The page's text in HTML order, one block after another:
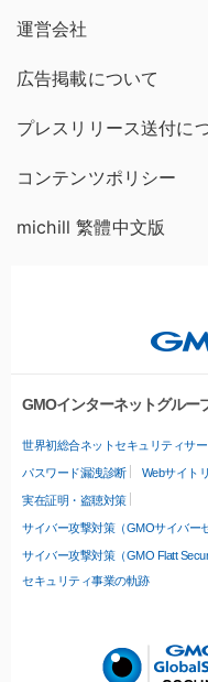
運営会社
広告掲載について
プレスリリース送付に
コンテンツポリシー
michill 繁體中文版
GMOインターネットグルー
世界初総合ネットセキュリティサ
パスワード漏洩診断 Webサイト
実在証明・盗聴対策
サイバー攻撃対策（GMOサイバー
サイバー攻撃対策（GMO Flatt
セキュリティ事業の軌跡